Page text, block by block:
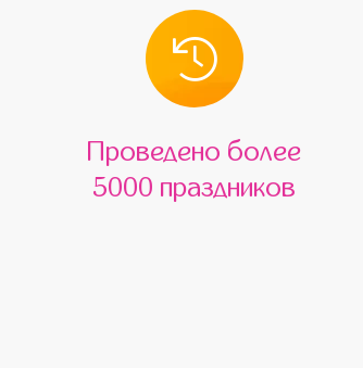
Проведено более
5000 праздников